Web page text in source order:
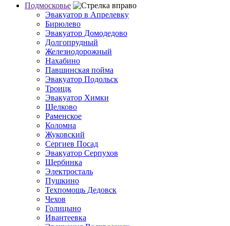
Подмосковье
Эвакуатор в Апрелевку
Бирюлево
Эвакуатор Домодедово
Долгопрудный
Железнодорожный
Нахабино
Павшинская пойма
Эвакуатор Подольск
Троицк
Эвакуатор Химки
Щелково
Раменское
Коломна
Жуковский
Сергиев Посад
Эвакуатор Серпухов
Щербинка
Электросталь
Пушкино
Техпомощь Дедовск
Чехов
Голицыно
Ивантеевка